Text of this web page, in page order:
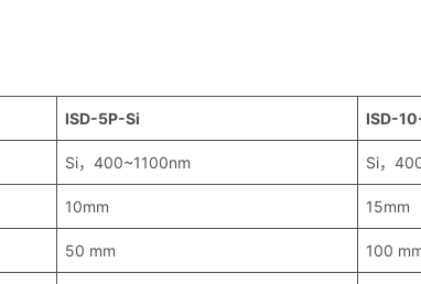
ISD-5P-Si ISD-
Si，400~1100nm Si，
10mm 15mm
50 mm 100